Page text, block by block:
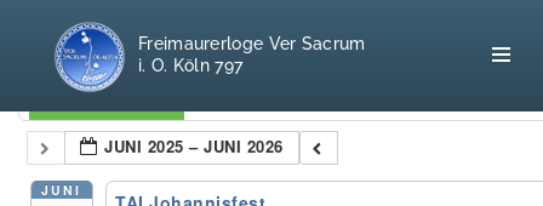
Home
Freimaurerloge Ver Sacrum
i. O. Köln 797
Kategorien
JUNI 2025 – JUNI 2026
JUNI